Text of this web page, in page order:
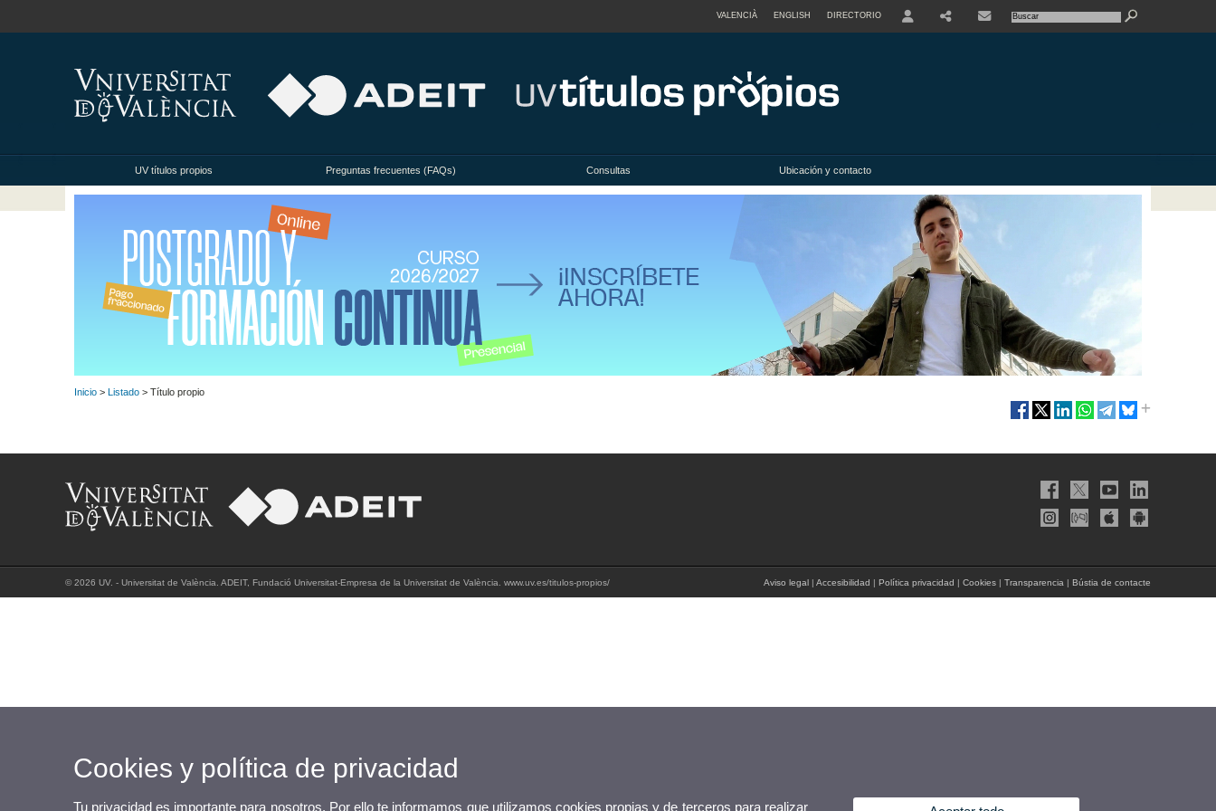
VALENCIÀ ENGLISH DIRECTORIO
UV títulos propios Preguntas frecuentes (FAQs) Consultas Ubicación y contacto
Inicio > Listado > Título propio
© 2026 UV. - Universitat de València. ADEIT, Fundació Universitat-Empresa de la Universitat de València. www.uv.es/titulos-propios/ Aviso legal | Accesibilidad | Política privacidad | Cookies | Transparencia | Bústia de contacte
Cookies y política de privacidad
Tu privacidad es importante para nosotros. Por ello te informamos que utilizamos cookies propias y de terceros para realizar